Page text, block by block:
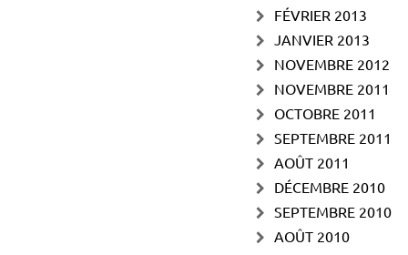
FÉVRIER 2013
JANVIER 2013
NOVEMBRE 2012
NOVEMBRE 2011
OCTOBRE 2011
SEPTEMBRE 2011
AOÛT 2011
DÉCEMBRE 2010
SEPTEMBRE 2010
AOÛT 2010